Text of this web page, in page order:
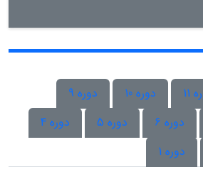
11 دوره 10
دوره 9
دوره 6 دوره 5
دوره 4
دوره 1